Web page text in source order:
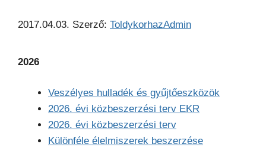
2017.04.03. Szerző: ToldykorhazAdmin
2026
Veszélyes hulladék és gyűjtőeszközök
2026. évi közbeszerzési terv EKR
2026. évi közbeszerzési terv
Különféle élelmiszerek beszerzése